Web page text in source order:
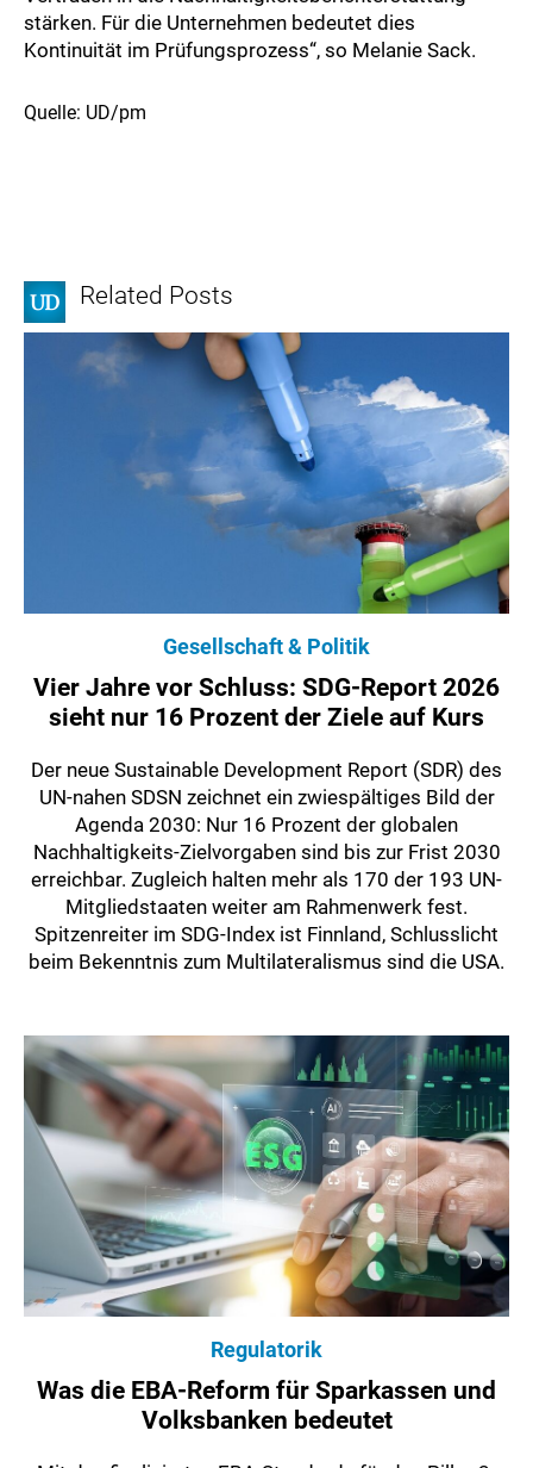
stärken. Für die Unternehmen bedeutet dies
Kontinuität im Prüfungsprozess“, so Melanie Sack.
Quelle: UD/pm
Related Posts
Gesellschaft & Politik
Vier Jahre vor Schluss: SDG-Report 2026
sieht nur 16 Prozent der Ziele auf Kurs
Der neue Sustainable Development Report (SDR) des
UN-nahen SDSN zeichnet ein zwiespältiges Bild der
Agenda 2030: Nur 16 Prozent der globalen
Nachhaltigkeits-Zielvorgaben sind bis zur Frist 2030
erreichbar. Zugleich halten mehr als 170 der 193 UN-
Mitgliedstaaten weiter am Rahmenwerk fest.
Spitzenreiter im SDG-Index ist Finnland, Schlusslicht
beim Bekenntnis zum Multilateralismus sind die USA.
Regulatorik
Was die EBA-Reform für Sparkassen und
Volksbanken bedeutet